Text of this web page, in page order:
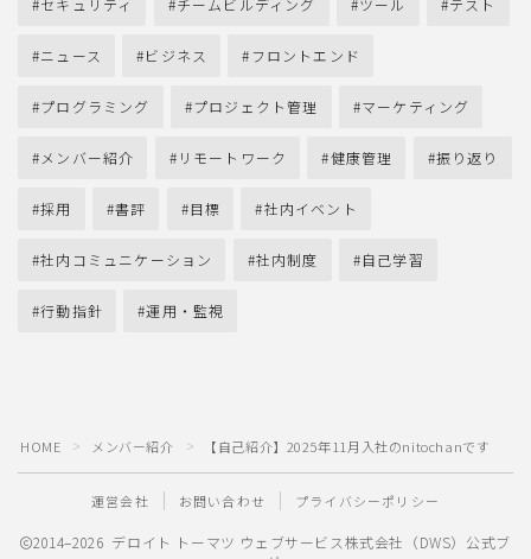
セキュリティ チームビルディング ツール テスト
ニュース ビジネス フロントエンド
プログラミング プロジェクト管理 マーケティング
メンバー紹介 リモートワーク 健康管理 振り返り
採用 書評 目標 社内イベント
社内コミュニケーション 社内制度 自己学習
行動指針 運用・監視
HOME ＞ メンバー紹介 ＞ 【自己紹介】2025年11月入社のnitochanです
運営会社 お問い合わせ プライバシーポリシー
2014–2026 デロイト トーマツ ウェブサービス株式会社（DWS）公式ブ